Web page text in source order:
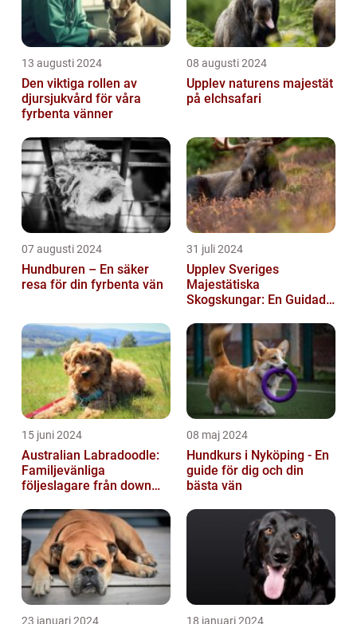
13 augusti 2024
Den viktiga rollen av
djursjukvård för våra
fyrbenta vänner
08 augusti 2024
Upplev naturens majestät
på elchsafari
07 augusti 2024
Hundburen – En säker
resa för din fyrbenta vän
31 juli 2024
Upplev Sveriges
Majestätiska
Skogskungar: En Guidad
15 juni 2024
Australian Labradoodle:
Familjevänliga
följeslagare från down
08 maj 2024
Hundkurs i Nyköping - En
guide för dig och din
bästa vän
23 januari 2024 18 januari 2024